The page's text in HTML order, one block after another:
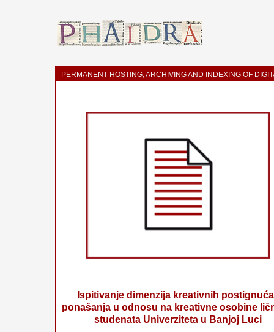
PERMANENT HOSTING, ARCHIVING AND INDEXING OF
Ispitivanje dimenzija kreativnih
ponašanja u odnosu na kreativne osobine
studenata Univerziteta u Banjoj Luci